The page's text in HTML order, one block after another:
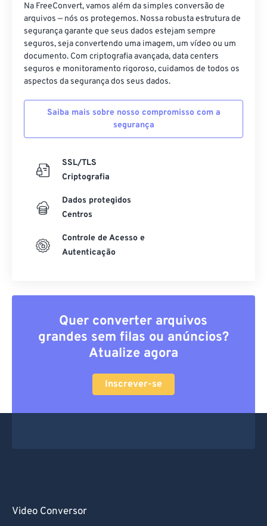
Na FreeConvert, vamos além da simples conversão de
arquivos — nós os protegemos. Nossa robusta estrutura de
segurança garante que seus dados estejam sempre
seguros, seja convertendo uma imagem, um vídeo ou um
documento. Com criptografia avançada, data centers
seguros e monitoramento rigoroso, cuidamos de todos os
aspectos da segurança dos seus dados.
Saiba mais sobre nosso compromisso com a
segurança
SSL/TLS
Criptografia
Dados protegidos
Centros
Controle de Acesso e
Autenticação
Quer converter arquivos
grandes sem filas ou anúncios?
Atualize agora
Inscrever-se
Video Conversor